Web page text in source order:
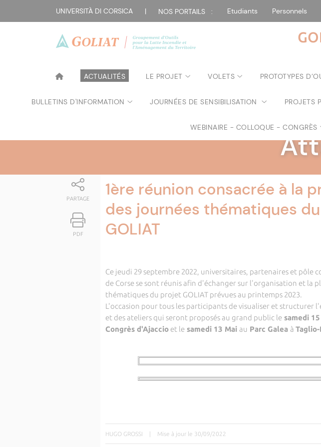
UNIVERSITÀ DI CORSICA | NOS PORTAILS : Etudiants Personnels
ACTUALITÉS LE PROJET VOLETS PROTOTYPES
BULLETINS D'INFORMATION JOURNÉES DE SENSIBILISATION PROJETS
WEBINAIRE - COLLOQUE - CONGRÈS
PARTAGE
PDF
1ère réunion consacrée à la
des journées thématiques
GOLIAT
Ce jeudi 29 septembre 2022, universitaires, partenaires et pôle
de Corse se sont réunis afin d'échanger sur l'organisation et la
thématiques du projet GOLIAT prévues au printemps 2023.
L'occasion pour tous les participants de visualiser et structurer
et des ateliers qui seront proposés au grand public lesamedi
Congrès d'Ajaccioet lesamedi 13 Mai au Parc Galea à
HUGO GROSSI Mise à jour le 30/09/2022